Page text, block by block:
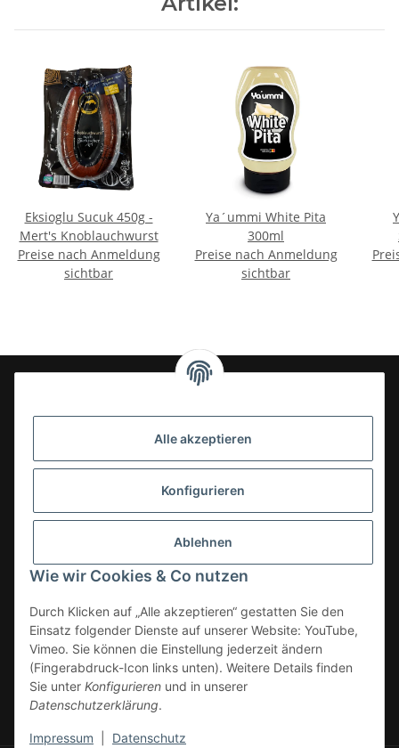
Alle akzeptieren
Konfigurieren
Ablehnen
Wie wir Cookies & Co nutzen
Durch Klicken auf „Alle akzeptieren“ gestatten Sie den
Einsatz folgender Dienste auf unserer Website: YouTube,
Vimeo. Sie können die Einstellung jederzeit ändern
(Fingerabdruck-Icon links unten). Weitere Details finden
Sie unter Konfigurieren und in unserer
Datenschutzerklärung.
Impressum Datenschutz
Eksioglu Sucuk 450g -
Mert's Knoblauchwurst
Preise nach Anmeldung
sichtbar
Ya´ummi White Pita
300ml
Preise nach Anmeldung
sichtbar
24-7en Kioskbedarf GmbH
- Sezer Kahveci & Cengiz Inci
33142 Büren, Deutschland
Kategorien
Informationen
Gesetzliche Informationen
* Alle Preise zzgl. gesetzlicher USt., zzgl.